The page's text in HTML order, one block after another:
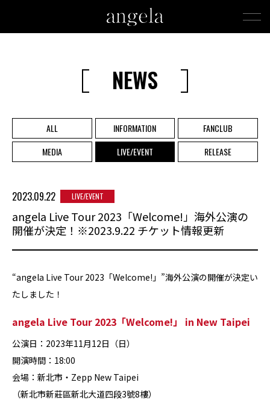
NEWS
ALL INFORMATION
FANCLUB
MEDIA
LIVE/EVENT RELEASE
2023.09.22 LIVE/EVENT
angela Live Tour 2023「Welcome!」海外公演の
開催が決定！※2023.9.22 チケット情報更新
“angela Live Tour 2023「Welcome!」”海外公演の開催が決定い
たしました！
angela Live Tour 2023「Welcome!」 in New Taipei
公演日：2023年11月12日（日）
開演時間：18:00
会場：新北市・Zepp New Taipei
（新北市新莊區新北大道四段3號8樓）